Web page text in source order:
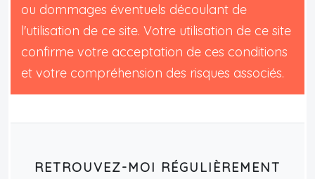
ou dommages éventuels découlant de
l'utilisation de ce site. Votre utilisation de ce site
confirme votre acceptation de ces conditions
et votre compréhension des risques associés.
RETROUVEZ-MOI RÉGULIÈREMENT